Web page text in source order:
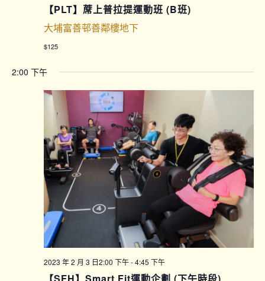
【PLT】蓆上普拉提運動班 (B班)
大埔富善邨善鄰樓地下
$125
2:00 下午
2023 年 2 月 3 日2:00 下午-4:45 下午